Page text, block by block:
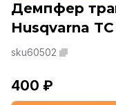
Демпфер
Husqvarna TC
sku60502
400 ₽